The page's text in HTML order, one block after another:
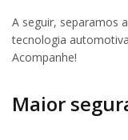
A seguir, separamos
tecnologia
Acompanhe!
Maior